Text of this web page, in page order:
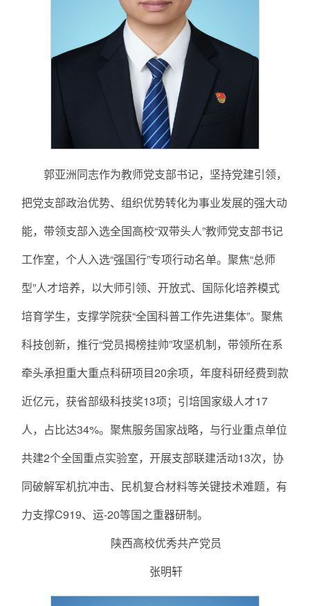
郭亚洲同志作为教师党支部书记，坚持党建引领，
把党支部政治优势、组织优势转化为事业发展的强大动
能，带领支部入选全国高校“双带头人”教师党支部书记
工作室，个人入选“强国行”专项行动名单。聚焦“总师
型”人才培养，以大师引领、开放式、国际化培养模式
培育学生，支撑学院获“全国科普工作先进集体”。聚焦
科技创新，推行“党员揭榜挂帅”攻坚机制，带领所在系
牵头承担重大重点科研项目20余项，年度科研经费到款
近亿元，获省部级科技奖13项；引培国家级人才17
人，占比达34%。聚焦服务国家战略，与行业重点单位
共建2个全国重点实验室，开展支部联建活动13次，协
同破解军机抗冲击、民机复合材料等关键技术难题，有
力支撑C919、运-20等国之重器研制。
陕西高校优秀共产党员
张明轩